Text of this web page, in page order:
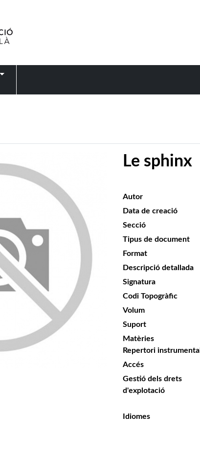
Le sphinx
Autor
Data de creació
Secció
Tipus de document
Format
Descripció detallada
Signatura
Codi Topogràfic
Volum
Suport
Matèries
Repertori instrumental
Accés
Gestió dels drets
d'explotació
Idiomes